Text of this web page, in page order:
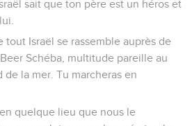
sait que ton père est un héros et
Israël se rassemble auprès de
Schéba, multitude pareille au
la mer. Tu marcheras en
quelque lieu que nous le